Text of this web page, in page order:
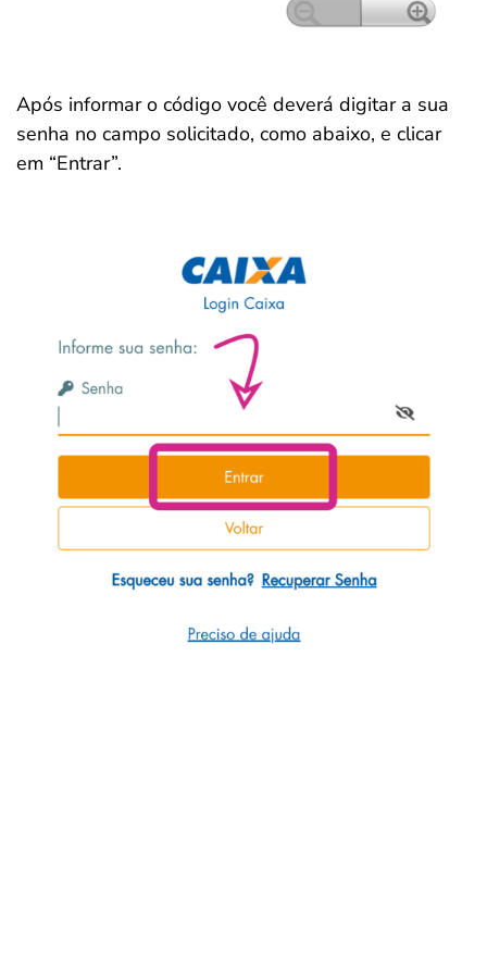
Após informar o código você deverá digitar a sua
senha no campo solicitado, como abaixo, e clicar
em “Entrar”.